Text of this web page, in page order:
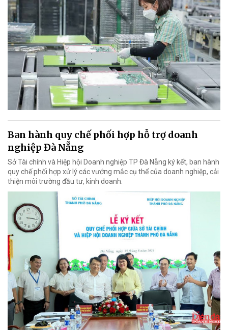
Ban hành quy chế phối hợp hỗ trợ doanh
nghiệp Đà Nẵng
Sở Tài chính và Hiệp hội Doanh nghiệp TP Đà Nẵng ký kết, ban hành
quy chế phối hợp xử lý các vướng mắc cụ thể của doanh nghiệp, cải
thiện môi trường đầu tư, kinh doanh.